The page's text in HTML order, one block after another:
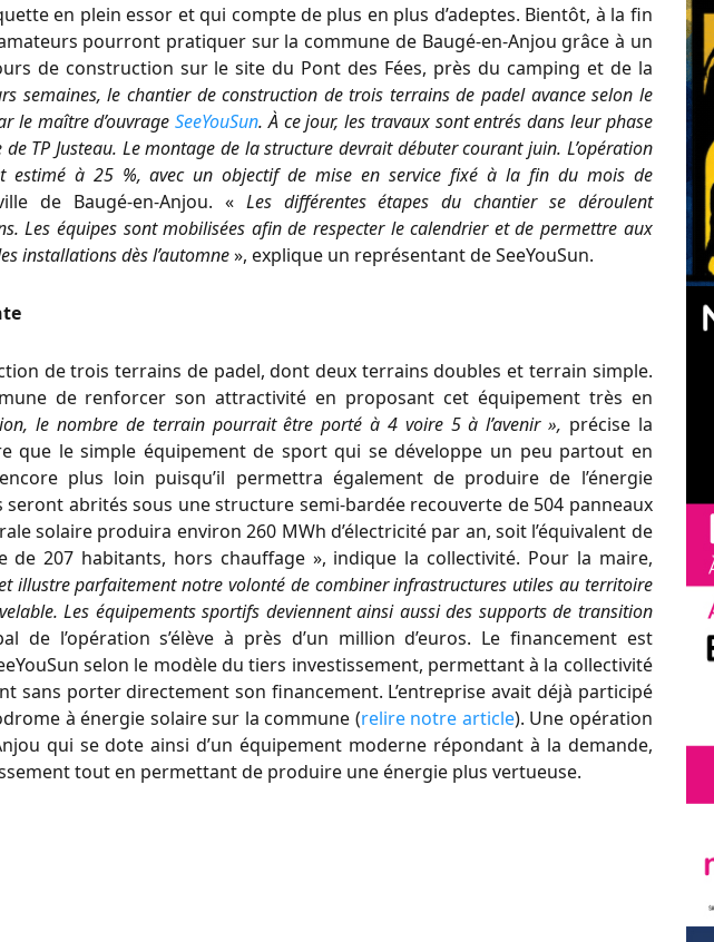
en plein essor et qui compte de plus en plus d’adeptes. Bientôt, à la fin
pourront pratiquer sur la commune de Baugé-en-Anjou grâce à un
de construction sur le site du Pont des Fées, près du camping et de la
semaines, le chantier de construction de trois terrains de padel avance selon le
le maître d’ouvrageSeeYouSun. À ce jour, les travaux sont entrés dans leur phase
de TP Justeau. Le montage de la structure devrait débuter courant juin. L’opération
estimé à 25 %, avec un objectif de mise en service fixé à la fin du mois de
de Baugé-en-Anjou. « Les différentes étapes du chantier se déroulent
Les équipes sont mobilisées afin de respecter le calendrier et de permettre aux
installations dès l’automne», explique un représentant de SeeYouSun.
de trois terrains de padel, dont deux terrains doubles et terrain simple.
de renforcer son attractivité en proposant cet équipement très en
le nombre de terrain pourrait être porté à 4 voire 5 à l’avenir », précise la
que le simple équipement de sport qui se développe un peu partout en
plus loin puisqu’il permettra également de produire de l’énergie
seront abrités sous une structure semi-bardée recouverte de 504 panneaux
solaire produira environ 260 MWh d’électricité par an, soit l’équivalent de
de 207 habitants, hors chauffage », indique la collectivité. Pour la maire,
illustre parfaitement notre volonté de combiner infrastructures utiles au territoire
Les équipements sportifs deviennent ainsi aussi des supports de transition
de l’opération s’élève à près d’un million d’euros. Le financement est
selon le modèle du tiers investissement, permettant à la collectivité
sans porter directement son financement. L’entreprise avait déjà participé
à énergie solaire sur la commune (relire notre article). Une opération
qui se dote ainsi d’un équipement moderne répondant à la demande,
tout en permettant de produire une énergie plus vertueuse.